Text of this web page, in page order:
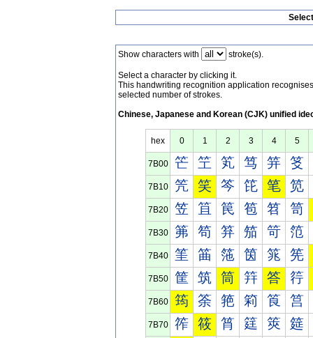
Show characters with stroke(s).
Select a character by clicking it.
This handwriting recognition application
selected number of strokes.
Chinese, Japanese and Korean (CJK) unified
hex 0 1 2 3 4 5
7B00 笀 笁 笂 笃 笄 笅
7B10 笐 笑 笒 笓 笔 笕
7B20 笠 笡 笢 笣 笤 笥
7B30 笰 笱 笲 笳 笴 笵
7B40 筀 筁 筂 筃 筄 筅
7B50 筐 筑 筒 筓 答 筕
7B60 筠 筡 筢 筣 筤 筥
7B70 筰 筱 筲 筳 筴 筵